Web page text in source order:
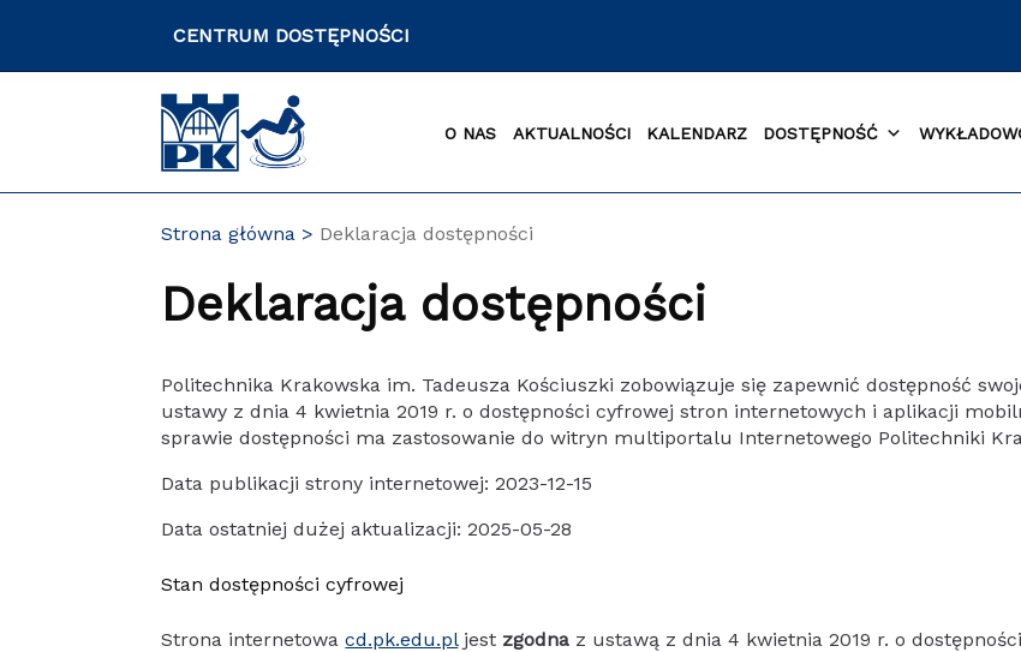
CENTRUM DOSTĘPNOŚCI
O NAS AKTUALNOŚCI KALENDARZ DOSTĘPNOŚĆ
Strona główna Deklaracja dostępności
Deklaracja dostępności
Politechnika Krakowska im. Tadeusza Kościuszki zobowiązuje się zapewnić dostępność
ustawy z dnia 4 kwietnia 2019 r. o dostępności cyfrowej stron internetowych i aplikacji
sprawie dostępności ma zastosowanie do witryn multiportalu Internetowego Politechniki
Data publikacji strony internetowej: 2023-12-15
Data ostatniej dużej aktualizacji: 2025-05-28
Stan dostępności cyfrowej
Strona internetowacd.pk.edu.pljest zgodna z ustawą z dnia 4 kwietnia 2019 r. o